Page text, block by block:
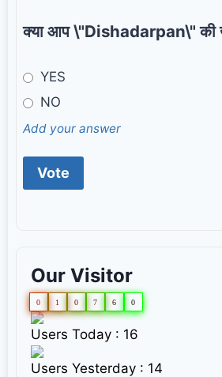
क्या आप \"Dishadarpan\" की
YES
NO
Add your answer
Our Visitor
0 1 0 7 6 0
Users Today : 16
Users Yesterday : 14